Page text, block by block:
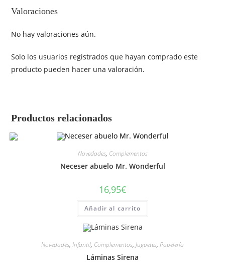
Valoraciones
No hay valoraciones aún.
Solo los usuarios registrados que hayan comprado este
producto pueden hacer una valoración.
Productos relacionados
Novedades, Complementos
Neceser abuelo Mr. Wonderful
16,95€
Añadir al carrito
Novedades, Infantil, Complementos, Juguetes, Papelería
Láminas Sirena